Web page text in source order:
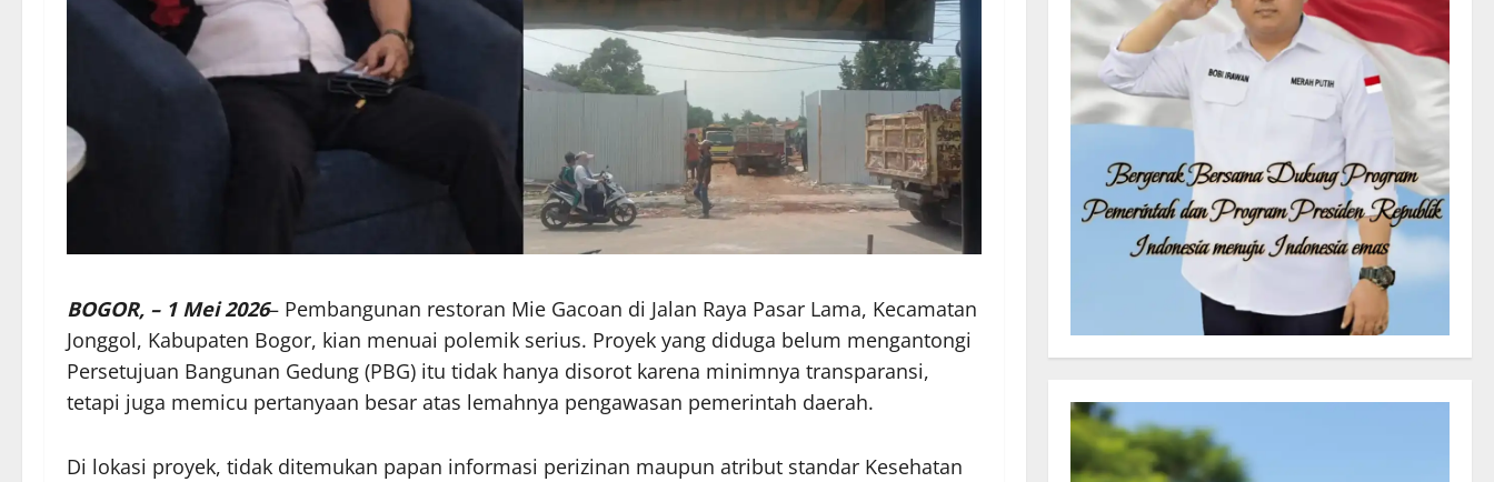
BOGOR, – 1 Mei 2026– Pembangunan restoran Mie Gacoan di Jalan Raya Pasar Lama, Kecamatan
Jonggol, Kabupaten Bogor, kian menuai polemik serius. Proyek yang diduga belum mengantongi
Persetujuan Bangunan Gedung (PBG) itu tidak hanya disorot karena minimnya transparansi,
tetapi juga memicu pertanyaan besar atas lemahnya pengawasan pemerintah daerah.
Di lokasi proyek, tidak ditemukan papan informasi perizinan maupun atribut standar Kesehatan